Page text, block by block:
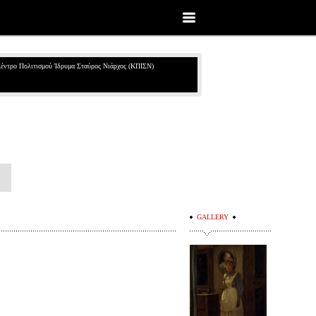
Πολιτισμού Ίδρυμα Σταύρος Νιάρχος (ΚΠΙΣΝ)
GALLERY